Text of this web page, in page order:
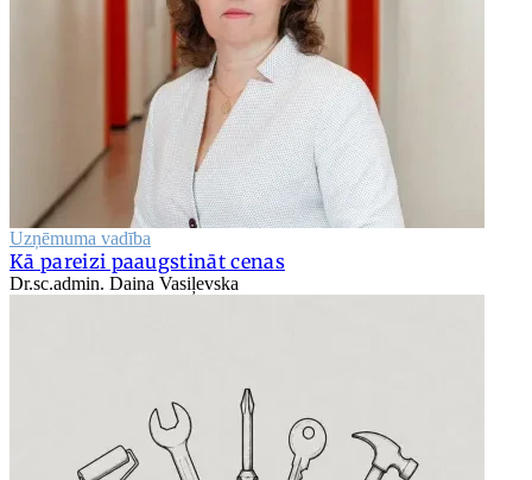
Uzņēmuma vadība
Kā pareizi paaugstināt cenas
Dr.sc.admin. Daina Vasiļevska